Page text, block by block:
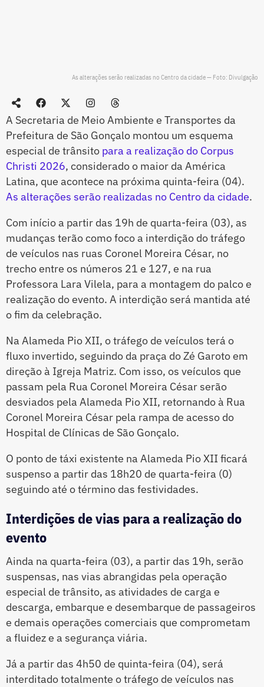
As alterações serão realizadas no Centro da cidade — Foto: Divulgação
A Secretaria de Meio Ambiente e Transportes da
Prefeitura de São Gonçalo montou um esquema
especial de trânsito para a realização do Corpus
Christi 2026, considerado o maior da América
Latina, que acontece na próxima quinta-feira (04).
As alterações serão realizadas no Centro da cidade.
Com início a partir das 19h de quarta-feira (03), as
mudanças terão como foco a interdição do tráfego
de veículos nas ruas Coronel Moreira César, no
trecho entre os números 21 e 127, e na rua
Professora Lara Vilela, para a montagem do palco e
realização do evento. A interdição será mantida até
o fim da celebração.
Na Alameda Pio XII, o tráfego de veículos terá o
fluxo invertido, seguindo da praça do Zé Garoto em
direção à Igreja Matriz. Com isso, os veículos que
passam pela Rua Coronel Moreira César serão
desviados pela Alameda Pio XII, retornando à Rua
Coronel Moreira César pela rampa de acesso do
Hospital de Clínicas de São Gonçalo.
O ponto de táxi existente na Alameda Pio XII ficará
suspenso a partir das 18h20 de quarta-feira (0)
seguindo até o término das festividades.
Interdições de vias para a realização do
evento
Ainda na quarta-feira (03), a partir das 19h, serão
suspensas, nas vias abrangidas pela operação
especial de trânsito, as atividades de carga e
descarga, embarque e desembarque de passageiros
e demais operações comerciais que comprometam
a fluidez e a segurança viária.
Já a partir das 4h50 de quinta-feira (04), será
interditado totalmente o tráfego de veículos nas